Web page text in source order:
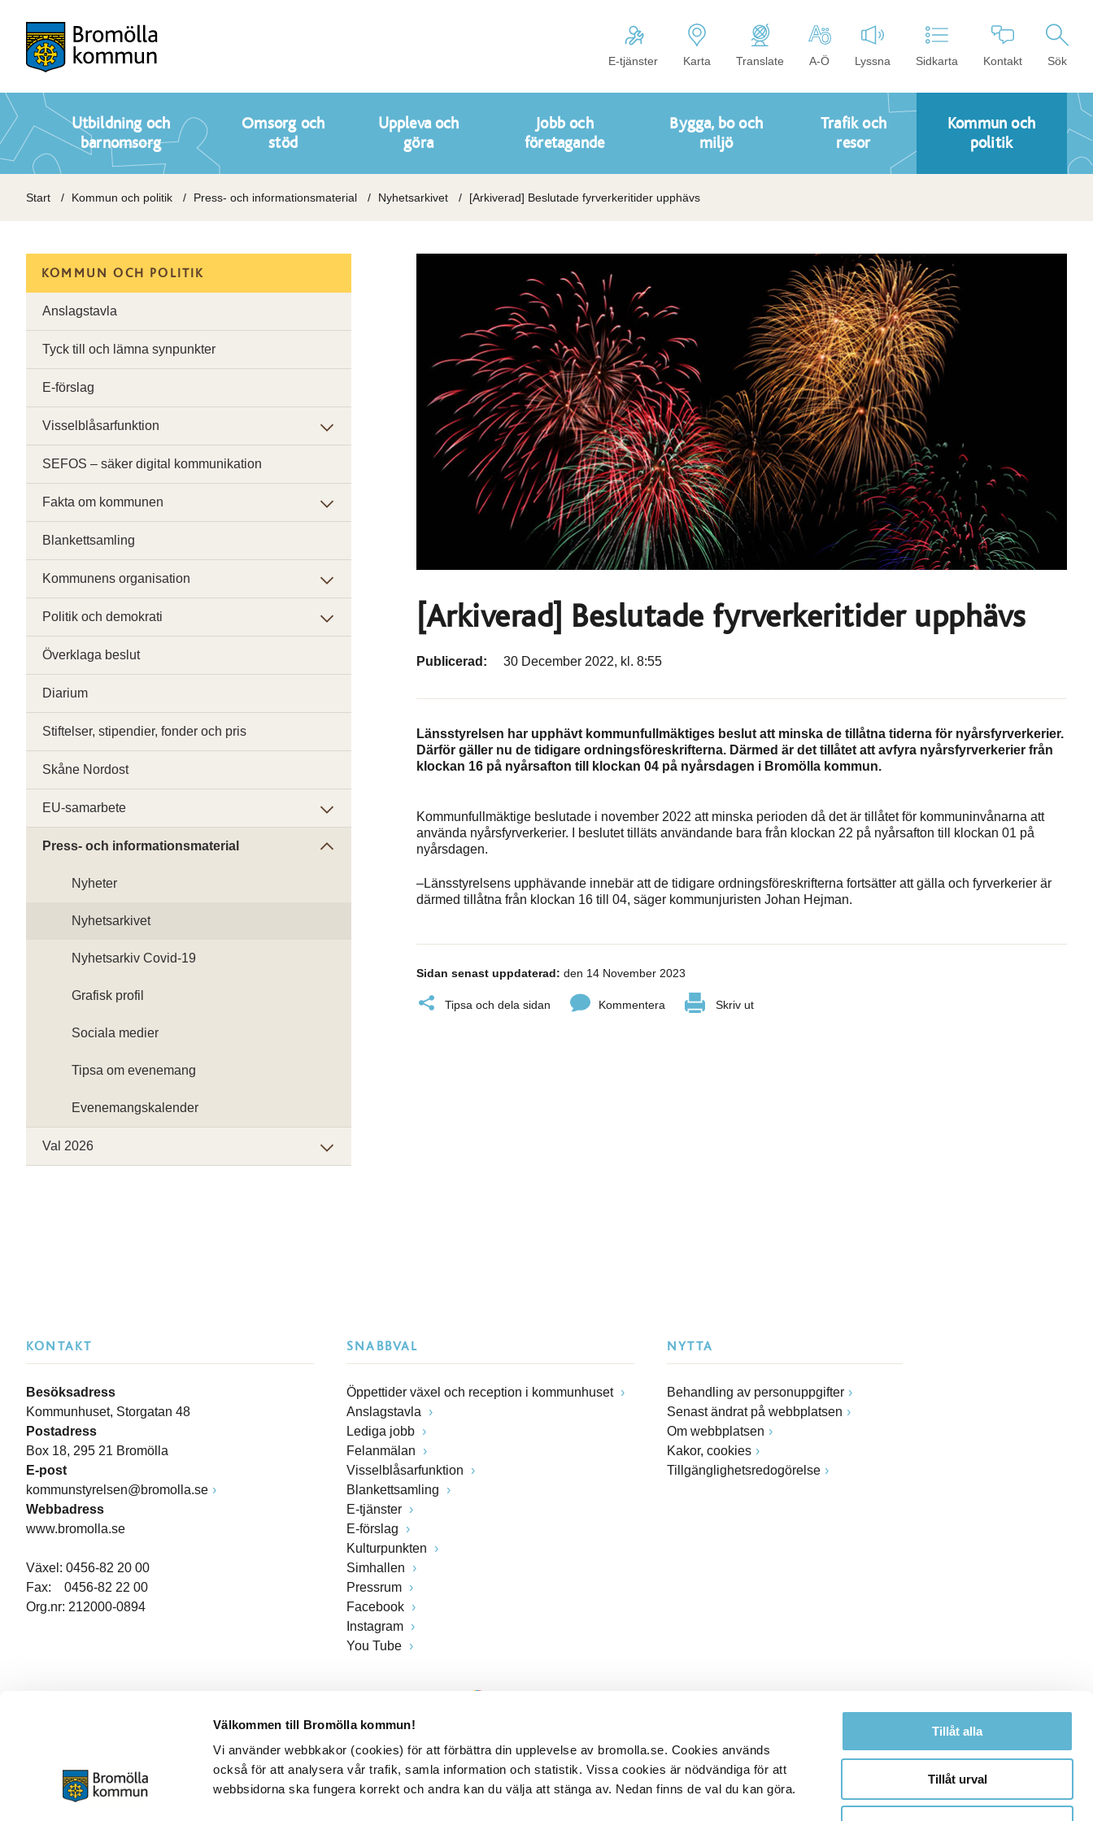
Välkommen till Bromölla kommun!
Vi använder webbkakor (cookies) för att förbättra din upplevelse av bromolla.se. Cookies används
också för att analysera vår trafik, samla information och statistik. Vissa cookies är nödvändiga för att
webbsidorna ska fungera korrekt och andra kan du välja att stänga av. Nedan finns de val du kan göra.
Tillåt alla
Tillåt urval
E-tjänster Karta Translate A-Ö Lyssna Sidkarta Kontakt Sök
Utbildning och
barnomsorg
Omsorg och
stöd
Uppleva och
göra
Jobb och
företagande
Bygga, bo och
miljö
Trafik och
resor
Kommun och
politik
Start Kommun och politik Press- och informationsmaterial Nyhetsarkivet [Arkiverad] Beslutade fyrverkeritider upphävs
[Arkiverad] Beslutade fyrverkeritider upphävs
Publicerad: 30 December 2022, kl. 8:55
Länsstyrelsen har upphävt kommunfullmäktiges beslut att minska de tillåtna tiderna för nyårsfyrverkerier.
Därför gäller nu de tidigare ordningsföreskrifterna. Därmed är det tillåtet att avfyra nyårsfyrverkerier från
klockan 16 på nyårsafton till klockan 04 på nyårsdagen i Bromölla kommun.
Kommunfullmäktige beslutade i november 2022 att minska perioden då det är tillåtet för kommuninvånarna att
använda nyårsfyrverkerier. I beslutet tilläts användande bara från klockan 22 på nyårsafton till klockan 01 på
nyårsdagen.
–Länsstyrelsens upphävande innebär att de tidigare ordningsföreskrifterna fortsätter att gälla och fyrverkerier är
därmed tillåtna från klockan 16 till 04, säger kommunjuristen Johan Hejman.
Sidan senast uppdaterad: den 14 November 2023
Tipsa och dela sidan Kommentera Skriv ut
KOMMUN OCH POLITIK
Anslagstavla
Tyck till och lämna synpunkter
E-förslag
Visselblåsarfunktion
SEFOS – säker digital kommunikation
Fakta om kommunen
Blankettsamling
Kommunens organisation
Politik och demokrati
Överklaga beslut
Diarium
Stiftelser, stipendier, fonder och pris
Skåne Nordost
EU-samarbete
Press- och informationsmaterial
Nyheter
Nyhetsarkivet
Nyhetsarkiv Covid-19
Grafisk profil
Sociala medier
Tipsa om evenemang
Evenemangskalender
Val 2026
KONTAKT
Besöksadress
Kommunhuset, Storgatan 48
Postadress
Box 18, 295 21 Bromölla
E-post
kommunstyrelsen@bromolla.se
Webbadress
www.bromolla.se
Växel: 0456-82 20 00
Fax: 0456-82 22 00
Org.nr: 212000-0894
SNABBVAL
Öppettider växel och reception i kommunhuset
Anslagstavla
Lediga jobb
Felanmälan
Visselblåsarfunktion
Blankettsamling
E-tjänster
E-förslag
Kulturpunkten
Simhallen
Pressrum
Facebook
Instagram
You Tube
NYTTA
Behandling av personuppgifter
Senast ändrat på webbplatsen
Om webbplatsen
Kakor, cookies
Tillgänglighetsredogörelse